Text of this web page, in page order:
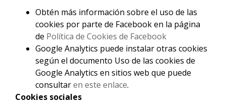
Obtén más información sobre el uso de las
cookies por parte de Facebook en la página
de Política de Cookies de Facebook
Google Analytics puede instalar otras cookies
según el documento Uso de las cookies de
Google Analytics en sitios web que puede
consultaren este enlace.
Cookies sociales